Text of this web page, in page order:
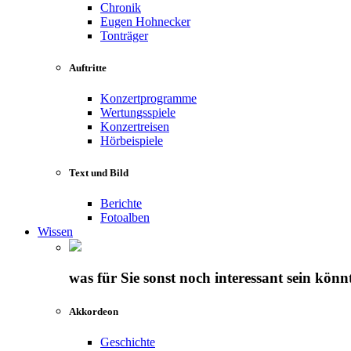
Chronik
Eugen Hohnecker
Tonträger
Auftritte
Konzertprogramme
Wertungsspiele
Konzertreisen
Hörbeispiele
Text und Bild
Berichte
Fotoalben
Wissen
was für Sie sonst noch interessant sein
Akkordeon
Geschichte